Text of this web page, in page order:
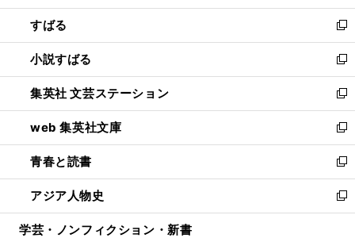
開
く
ウ
で
開
く
ン
ド
ウ
で
開
く
すばる
新
し
い
ウ
ィ
ン
ド
ウ
で
開
く
小説すばる
新
し
い
ウ
ィ
ン
ド
ウ
で
開
集英社 文芸ステーション
新
し
い
ウ
ィ
ン
ド
ウ
web 集英社文庫
新
し
い
ウ
ィ
ン
青春と読書
新
し
い
ウ
アジア人物史
新
し
学芸・ノンフィクション・新書